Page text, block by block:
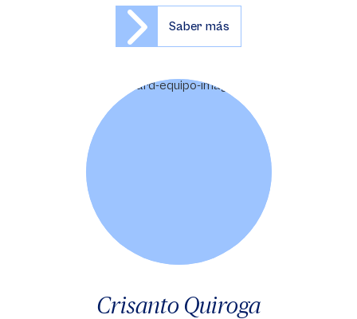
Saber más
Crisanto Quiroga